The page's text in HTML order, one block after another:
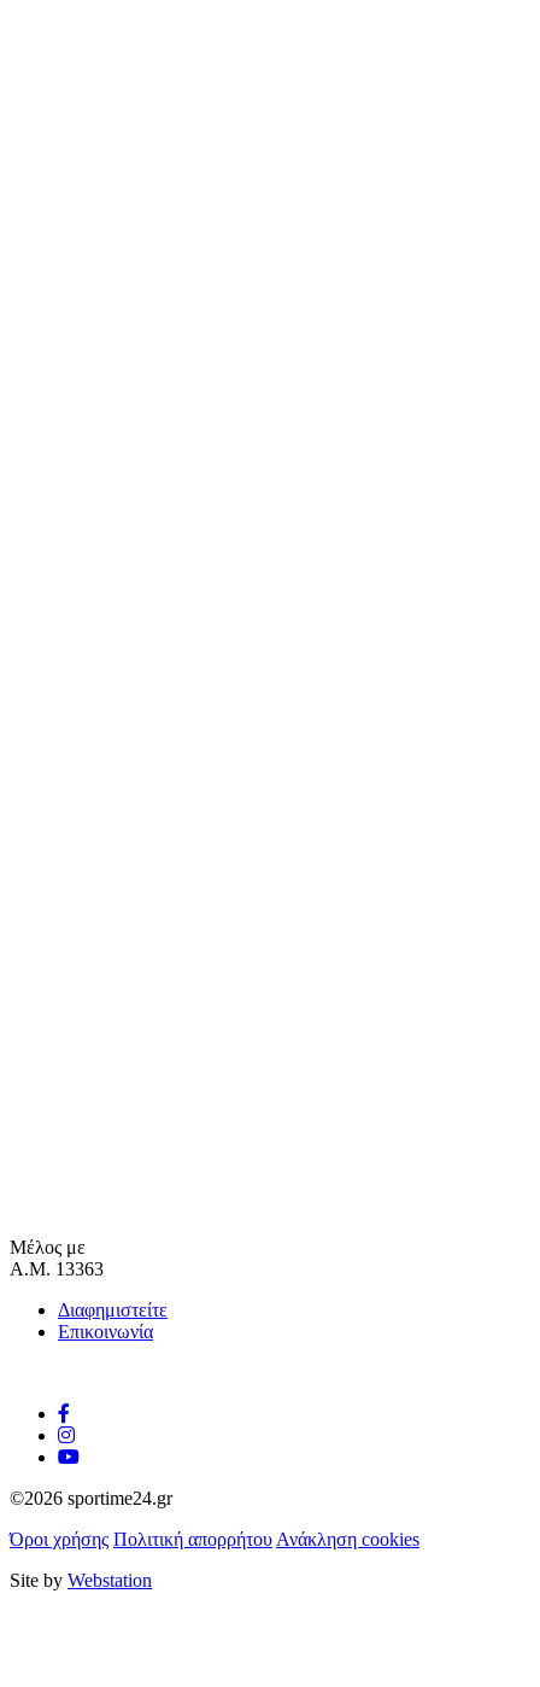
Μέλος με
Α.Μ. 13363
Διαφημιστείτε
Επικοινωνία
©2026 sportime24.gr
Όροι χρήσης Πολιτική απορρήτου Ανάκληση cookies
Site by Webstation